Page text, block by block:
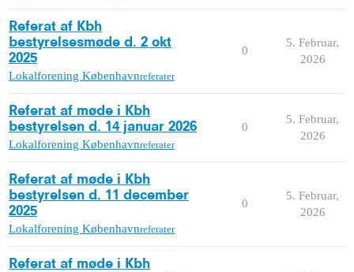
Referat af Kbh
bestyrelsesmøde d. 2 okt
2025
Lokalforening Københavnreferater
0
5. Februar,
2026
Referat af møde i Kbh
bestyrelsen d. 14 januar 2026
Lokalforening Københavnreferater
0
5. Februar,
2026
Referat af møde i Kbh
bestyrelsen d. 11 december
2025
Lokalforening Københavnreferater
0
5. Februar,
2026
Referat af møde i Kbh